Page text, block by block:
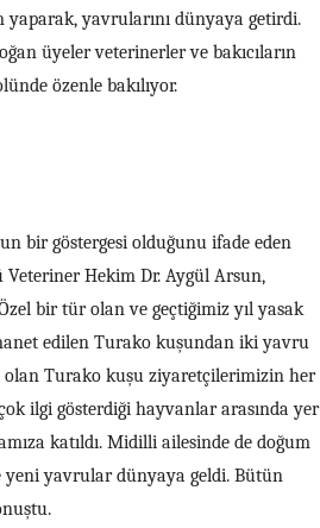
yaparak, yavrularını dünyaya getirdi.
üyeler veterinerler ve bakıcıların
özenle bakılıyor.
bir göstergesi olduğunu ifade eden
Veteriner Hekim Dr. Aygül Arsun,
bir tür olan ve geçtiğimiz yıl yasak
edilen Turako kuşundan iki yavru
olan Turako kuşu ziyaretçilerimizin her
ilgi gösterdiği hayvanlar arasında yer
katıldı. Midilli ailesinde de doğum
yeni yavrular dünyaya geldi. Bütün